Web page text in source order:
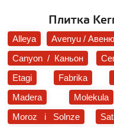
Плитка
Alleya Avenyu / Авеню
Canyon / Каньон
Etagi
Fabrika
Madera
Molekula
Moroz i Solnze